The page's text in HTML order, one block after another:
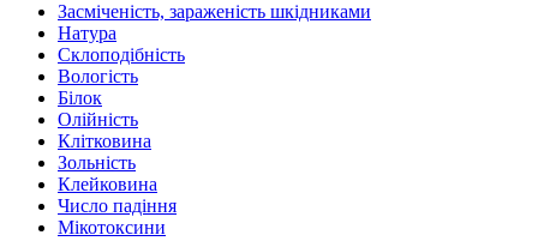
Засміченість, зараженість шкідниками
Натура
Склоподібність
Вологість
Білок
Олійність
Клітковина
Зольність
Клейковина
Число падіння
Мікотоксини